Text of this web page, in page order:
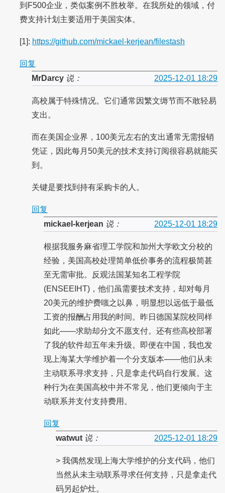
到F500企业，类似案例不胜枚举。在我所处的领域，付
费支持计划主要适用于美国实体。
[1]: https://github.com/mickael-kerjean/filestash
回复
MrDarcy说： 2025-12-01 18:29
高校属于特殊情况。它们通常因繁文缛节而不敢轻易
支出。
而在美国企业界，100美元左右的支出通常无需报销
凭证，因此每月50美元的技术支持订阅很容易就能买
到。
关键是要找到持有采购卡的人。
回复
mickael-kerjean 说： 2025-12-01 18:29
根据我服务麻省理工学院和加州大学欧文分校的
经验，美国高校处理简单低价事务的流程极简甚
至无需审批。反观法国某知名工程学院
(ENSEEIHT)，他们虽需要技术支持，却对每月
20美元的维护费嗤之以鼻，明显想以远低于最低
工资的报酬占用我的时间。昨日德国某院校同样
如此——求助却分文不愿支付。还有些高校部署
了我的软件却五年未升级。即便在中国，我也发
现上海某大学维护着一个分支版本——他们从未
主动联系寻求支持，只是拿走代码自行发展。这
种行为在美国高校中并不常见，他们更倾向于主
动联系并支付支持费用。
回复
watwut说： 2025-12-01 18:29
> 我偶然发现上海大学维护的分支代码，他们
当然从未主动联系寻求任何支持，只是拿走代
码另起炉灶。